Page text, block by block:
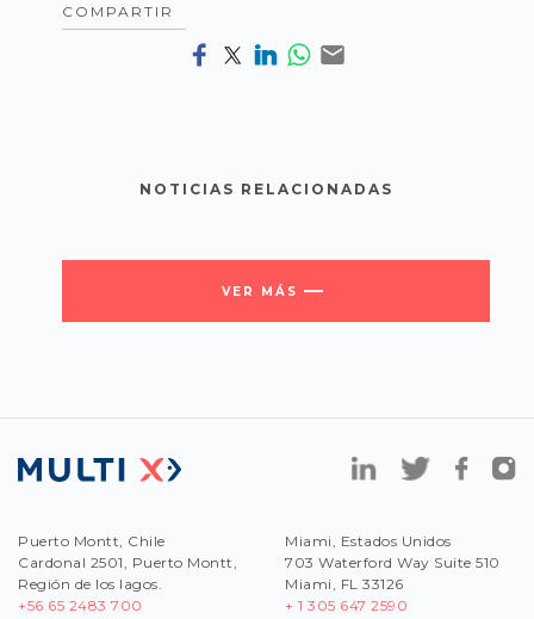
COMPARTIR
NOTICIAS RELACIONADAS
VER MÁS
Puerto Montt, Chile
Cardonal 2501, Puerto Montt,
Región de los lagos.
+56 65 2483 700
Miami, Estados Unidos
703 Waterford Way Suite 510
Miami, FL 33126
+ 1 305 647 2590